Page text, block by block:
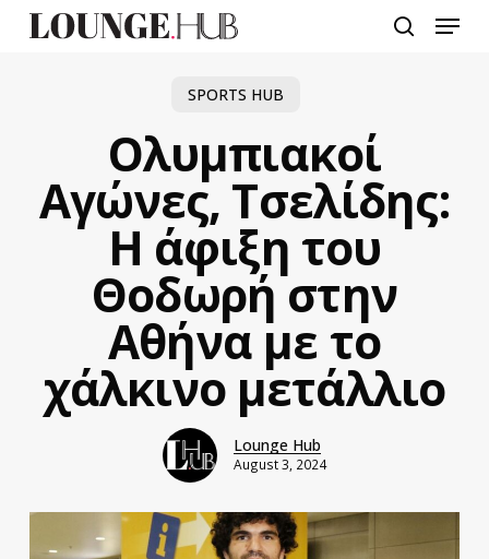
Menu
SPORTS HUB
Ολυμπιακοί
Αγώνες, Τσελίδης:
Η άφιξη του
Θοδωρή στην
Αθήνα με το
χάλκινο μετάλλιο
Lounge Hub
August 3, 2024